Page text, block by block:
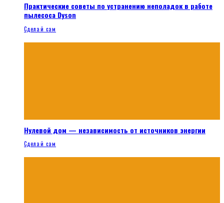
Практические советы по устранению неполадок в работе
пылесоса Dyson
Сделай сам
Нулевой дом — независимость от источников энергии
Сделай сам